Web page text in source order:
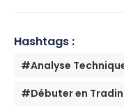
Hashtags :
#Analyse
#Débuter en